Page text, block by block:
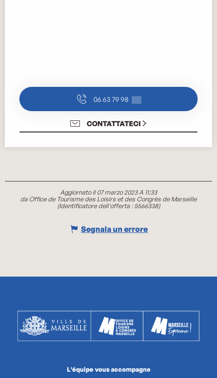
06 63 79 98 ▒▒
CONTATTATECI
Aggiornato il 07 marzo 2023 A 11:33
da Office de Tourisme des Loisirs et des Congrès de Marseille
(Identificatore dell'offerta :5566338)
Segnala un errore
L'équipe vous accompagne